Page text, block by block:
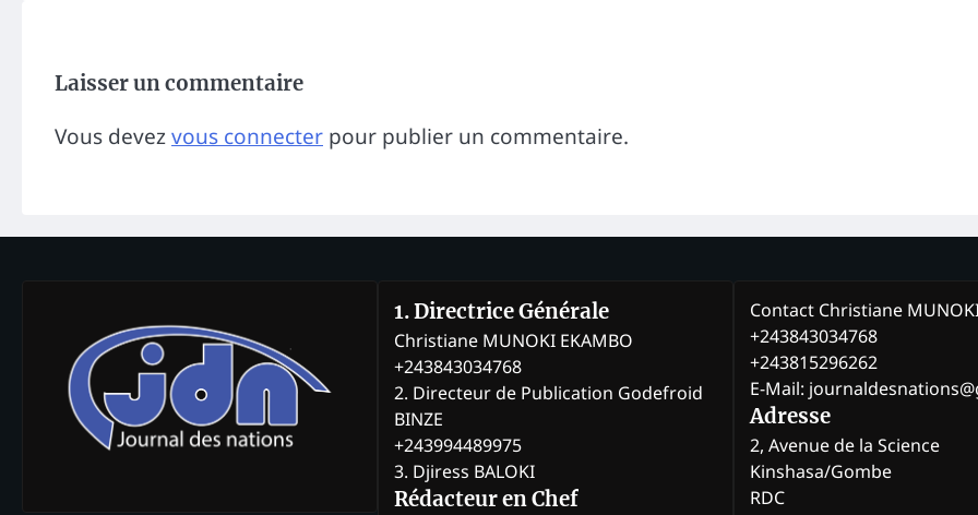
Laisser un commentaire
Vous devezvous connecter pour publier un commentaire.
1. Directrice Générale
Christiane MUNOKI EKAMBO
+243843034768
2. Directeur de Publication Godefroid
BINZE
+243994489975
3. Djiress BALOKI
Rédacteur en Chef
Contact Christiane
+243843034768
+243815296262
E-Mail:
Adresse
2, Avenue de la Science
Kinshasa/Gombe
RDC